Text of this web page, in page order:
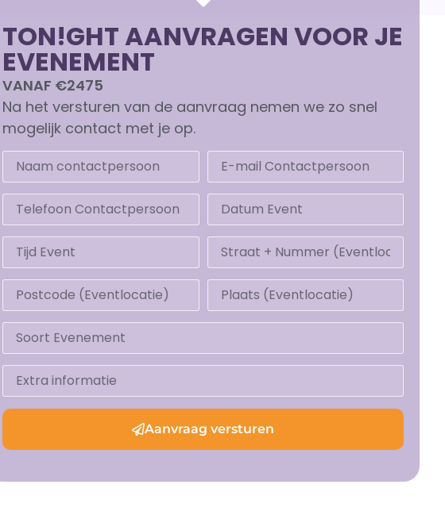
TON!GHT AANVRAGEN VOOR JE
EVENEMENT
VANAF €2475
Na het versturen van de aanvraag nemen we zo snel
mogelijk contact met je op.
Aanvraag versturen